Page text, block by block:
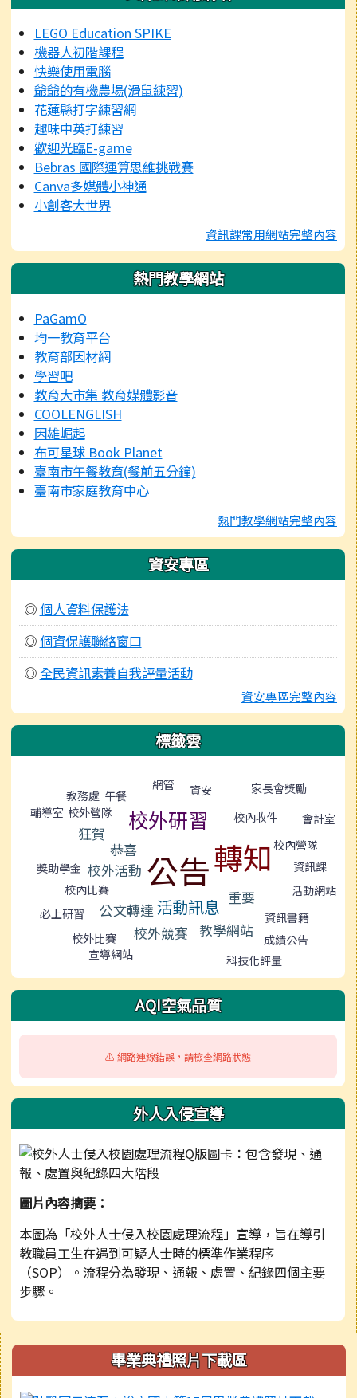
LEGO Education SPIKE
機器人初階課程
快樂使用電腦
爺爺的有機農場(滑鼠練習)
花蓮縣打字練習網
趣味中英打練習
歡迎光臨E-game
Bebras 國際運算思維挑戰賽
Canva多媒體小神通
小創客大世界
資訊課常用網站完整內容
熱門教學網站
PaGamO
均一教育平台
教育部因材網
學習吧
教育大市集 教育媒體影音
COOLENGLISH
因雄崛起
布可星球 Book Planet
臺南市午餐教育(餐前五分鐘)
臺南市家庭教育中心
熱門教學網站完整內容
資安專區
◎個人資料保護法
◎個資保護聯絡窗口
◎全民資訊素養自我評量活動
資安專區完整內容
標籤雲
教務處 午餐
網管 資安
家長會獎勵
輔導室 校外營隊 校外研習
狂賀
校內收件 會計室
恭喜 公告轉知 校內營隊
獎助學金 校外活動
資訊課
校內比賽
必上研習
公文轉達 活動訊息 重要 活動網站
校外比賽 校外競賽 教學網站
資訊書籍
宣導網站
成績公告
科技化評量
AQI空氣品質
⚠️ 網路連線錯誤，請檢查網路狀態
外人入侵宣導
圖片內容摘要：
本圖為「校外人士侵入校園處理流程」宣導，旨在導引
教職員工生在遇到可疑人士時的標準作業程序
（SOP）。流程分為發現、通報、處置、紀錄四個主要
步驟。
右邊區域內容畢業典禮照片下載區